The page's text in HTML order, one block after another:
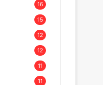
16
15
12
12
11
11